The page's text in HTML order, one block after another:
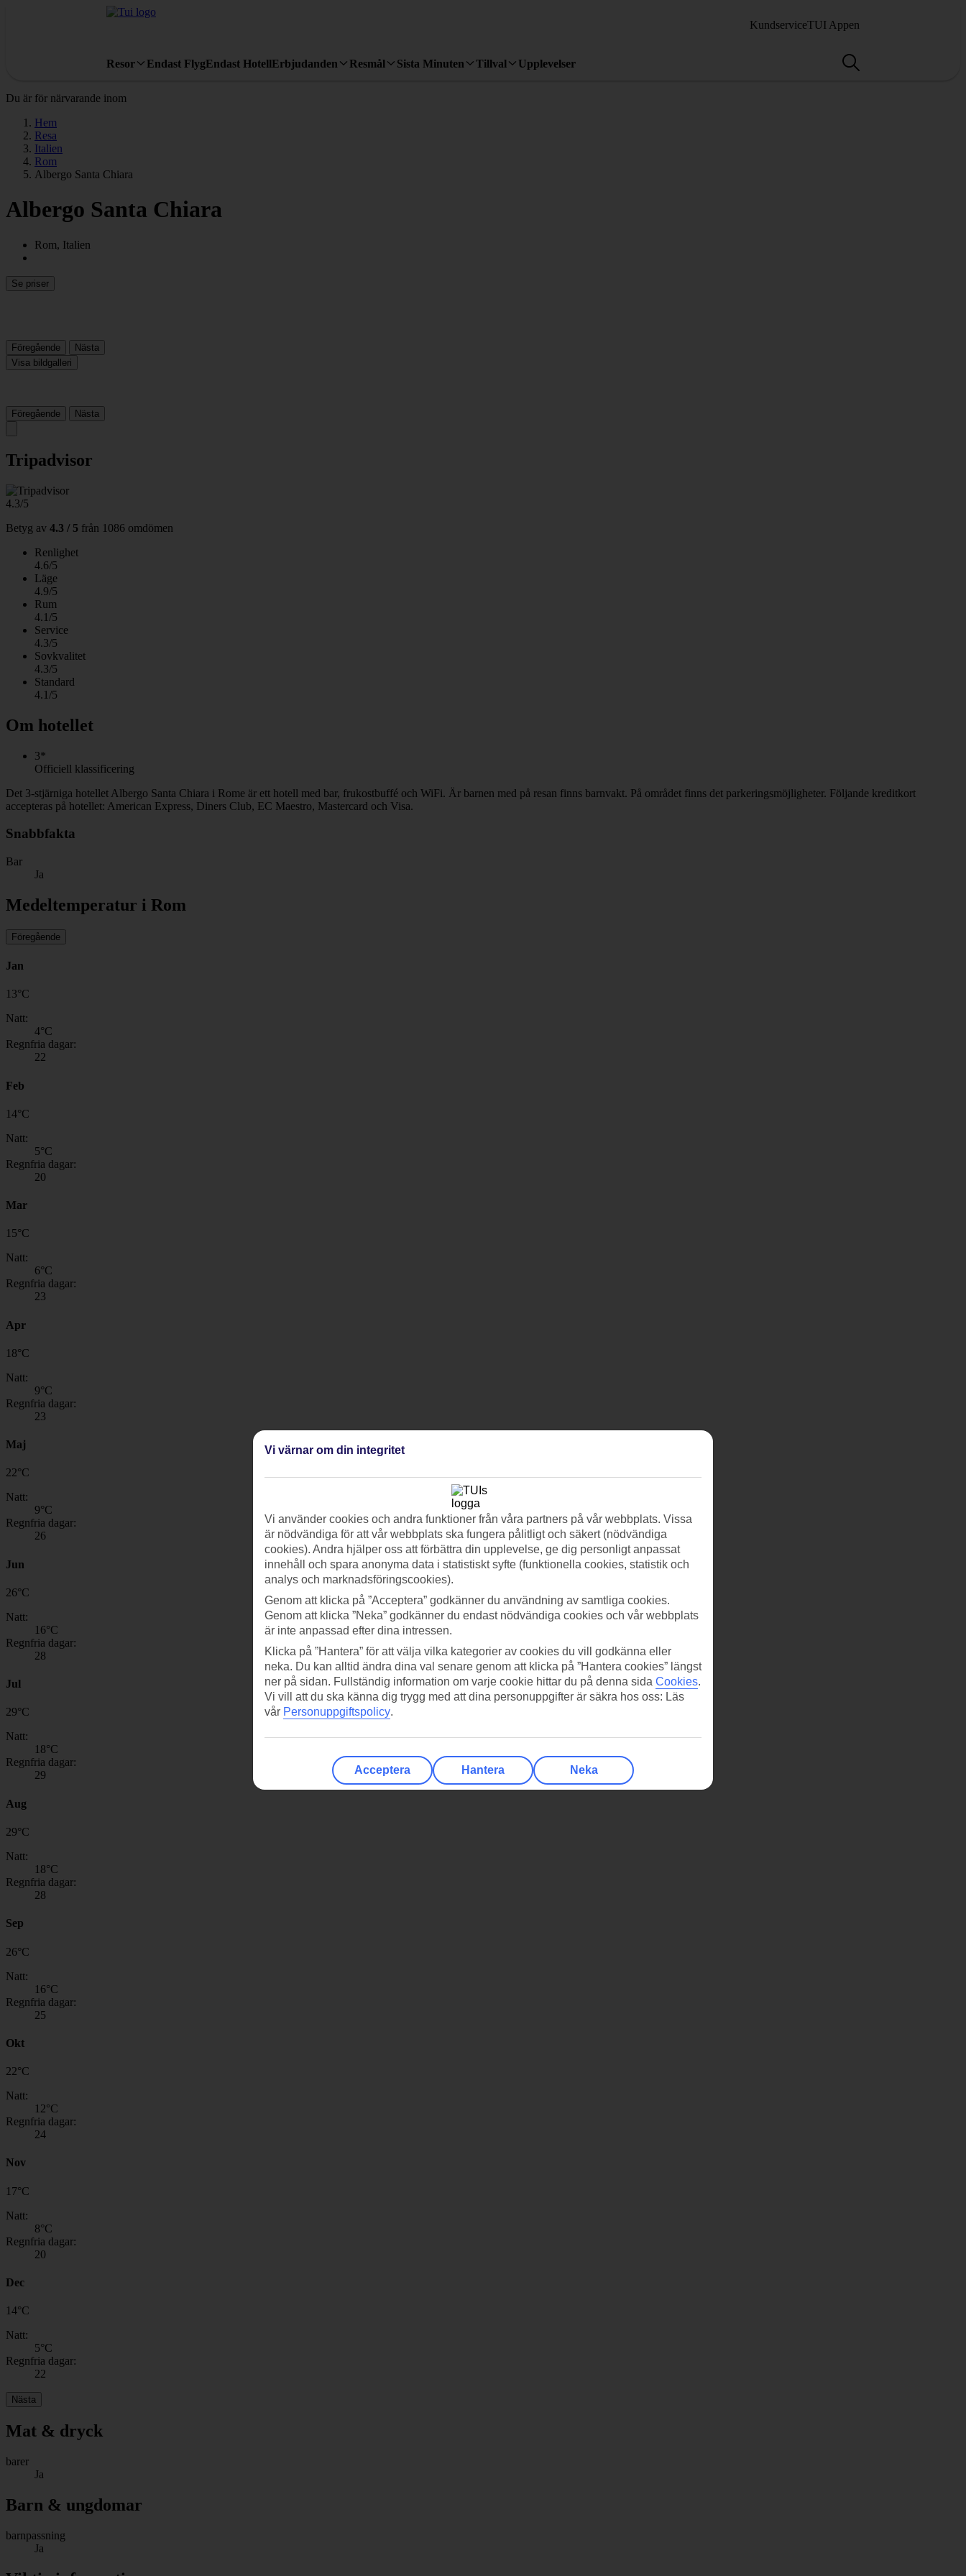
KundserviceTUI Appen
Resor Endast FlygEndast HotellErbjudanden Resmål Sista Minuten Tillval Upplevelser
Du är för närvarande inom
Hem
Resa
Italien
Rom
Albergo Santa Chiara
Albergo Santa Chiara
Rom, Italien
Se priser
Föregående
Nästa
Visa bildgalleri
Föregående Nästa
Tripadvisor
4.3/5
Betyg av 4.3 / 5 från 1086 omdömen
Renlighet
4.6/5
Läge
4.9/5
Rum
4.1/5
Service
4.3/5
Sovkvalitet
4.3/5
Standard
4.1/5
Om hotellet
3*
Officiell klassificering
Det 3-stjärniga hotellet Albergo Santa Chiara i Rome är ett hotell med bar, frukostbuffé och WiFi. Är barnen med på resan finns barnvakt. På området finns det parkeringsmöjligheter. Följande kreditkort
accepteras på hotellet: American Express, Diners Club, EC Maestro, Mastercard och Visa.
Snabbfakta
Bar
Ja
Medeltemperatur i Rom
Föregående
Jan
13°C
Natt:
4°C
Regnfria dagar:
22
Feb
14°C
Natt:
5°C
Regnfria dagar:
20
Mar
15°C
Natt:
6°C
Regnfria dagar:
23
Apr
18°C
Natt:
9°C
Regnfria dagar:
23
Maj
22°C
Natt:
9°C
Regnfria dagar:
26
Jun
26°C
Natt:
16°C
Regnfria dagar:
28
Jul
29°C
Natt:
18°C
Regnfria dagar:
29
Aug
29°C
Natt:
18°C
Regnfria dagar:
28
Sep
26°C
Natt:
16°C
Regnfria dagar:
25
Okt
22°C
Natt:
12°C
Regnfria dagar:
24
Nov
17°C
Natt:
8°C
Regnfria dagar:
20
Dec
14°C
Natt:
5°C
Regnfria dagar:
22
Nästa
Mat & dryck
barer
Ja
Barn & ungdomar
barnpassning
Ja
Vi värnar om din integritet
Vi använder cookies och andra funktioner från våra partners på vår webbplats. Vissa
är nödvändiga för att vår webbplats ska fungera pålitligt och säkert (nödvändiga
cookies). Andra hjälper oss att förbättra din upplevelse, ge dig personligt anpassat
innehåll och spara anonyma data i statistiskt syfte (funktionella cookies, statistik och
analys och marknadsföringscookies).
Genom att klicka på ”Acceptera” godkänner du användning av samtliga cookies.
Genom att klicka ”Neka” godkänner du endast nödvändiga cookies och vår webbplats
är inte anpassad efter dina intressen.
Klicka på ”Hantera” för att välja vilka kategorier av cookies du vill godkänna eller
neka. Du kan alltid ändra dina val senare genom att klicka på ”Hantera cookies” längst
ner på sidan. Fullständig information om varje cookie hittar du på denna sida Cookies.
Vi vill att du ska känna dig trygg med att dina personuppgifter är säkra hos oss: Läs
vår Personuppgiftspolicy.
Acceptera Hantera Neka